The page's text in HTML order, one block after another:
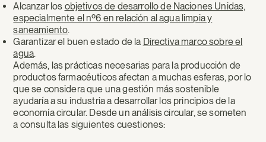
Alcanzar los objetivos de desarrollo de Naciones Unidas,
especialmente el nº6 en relación al agua limpia y
saneamiento.
Garantizar el buen estado de la Directiva marco sobre el
agua.
Además, las prácticas necesarias para la producción de
productos farmacéuticos afectan a muchas esferas, por lo
que se considera que una gestión más sostenible
ayudaría a su industria a desarrollar los principios de la
economía circular. Desde un análisis circular, se someten
a consulta las siguientes cuestiones: